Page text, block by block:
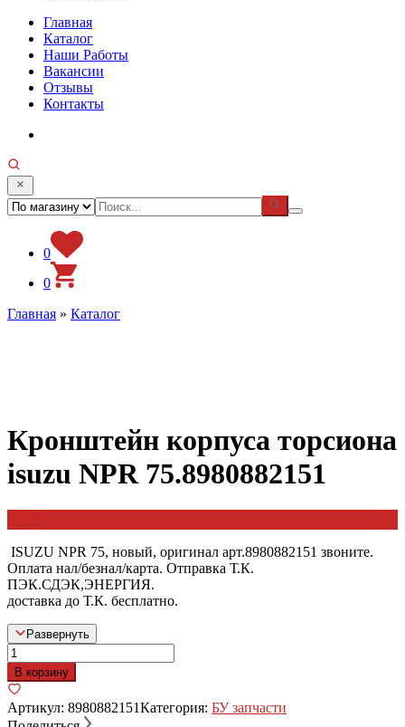
Главная
Каталог
Наши Работы
Вакансии
Отзывы
Контакты
0
0
Главная » Каталог
Кронштейн корпуса торсиона
isuzu NPR 75.8980882151
ISUZU NPR 75, новый, оригинал арт.8980882151 звоните.
Оплата нал/безнал/карта. Отправка Т.К.
ПЭК.СДЭК,ЭНЕРГИЯ.
доставка до Т.К. бесплатно.
Развернуть
Количество
товара
Кронштейн
корпуса
торсиона
В корзину
Артикул: 8980882151Категория: БУ запчасти